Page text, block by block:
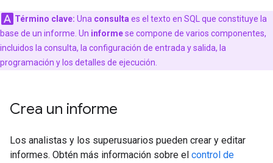
Término clave: Una consulta es el texto en SQL que constituye la
base de un informe. Un informese compone de varios componentes,
incluidos la consulta, la configuración de entrada y salida, la
programación y los detalles de ejecución.
Crea un informe
Los analistas y los superusuarios pueden crear y editar
informes. Obtén más información sobre el control de